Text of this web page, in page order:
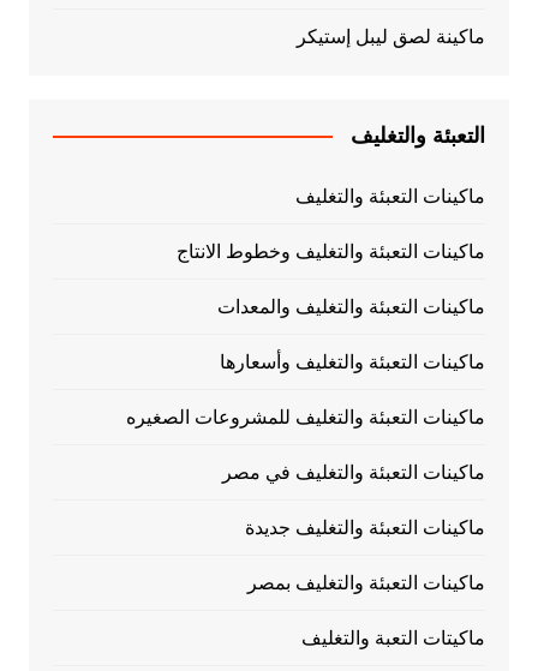
ماكينة لصق ليبل إستيكر
التعبئة والتغليف
ماكينات التعبئة والتغليف
ماكينات التعبئة والتغليف وخطوط الانتاج
ماكينات التعبئة والتغليف والمعدات
ماكينات التعبئة والتغليف وأسعارها
ماكينات التعبئة والتغليف للمشروعات الصغيره
ماكينات التعبئة والتغليف في مصر
ماكينات التعبئة والتغليف جديدة
ماكينات التعبئة والتغليف بمصر
ماكيتات التعبة والتغليف